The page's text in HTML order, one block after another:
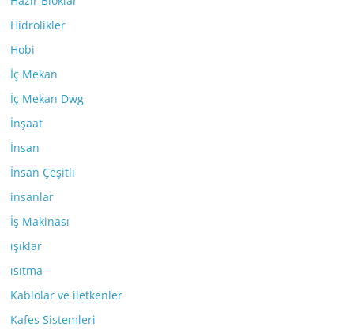
Hidrolikler
Hobi
İç Mekan
İç Mekan Dwg
İnşaat
İnsan
İnsan Çeşitli
insanlar
İş Makinası
ışıklar
ısıtma
Kablolar ve iletkenler
Kafes Sistemleri